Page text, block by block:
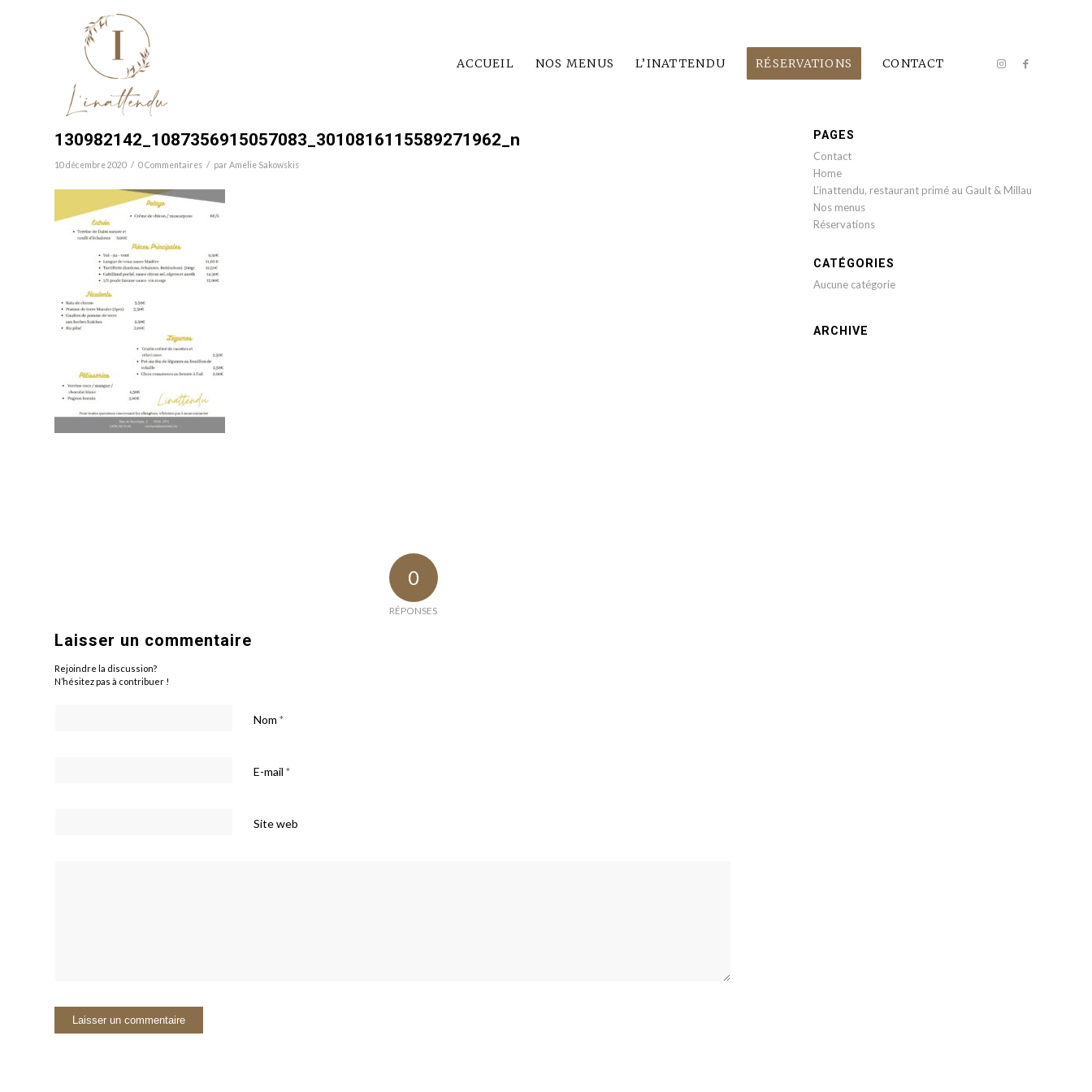
ACCUEIL NOS MENUS L’INATTENDU RÉSERVATIONS CONTACT
130982142_1087356915057083_3010816115589271962_n
10 décembre 2020 / 0 Commentaires / par Amelie Sakowskis
0
RÉPONSES
Laisser un commentaire
Rejoindre la discussion?
N’hésitez pas à contribuer !
Nom *
E-mail *
Site web
PAGES
Contact
Home
L’inattendu, restaurant primé au Gault & Millau
Nos menus
Réservations
CATÉGORIES
Aucune catégorie
ARCHIVE